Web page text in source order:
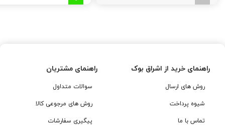
راهنمای خرید از اشراق بوک
روش های ارسال
شیوه پرداخت
تماس با ما
راهنمای مشتریان
سوالات متداول
روش های مرجوعی کالا
پیگیری سفارشات